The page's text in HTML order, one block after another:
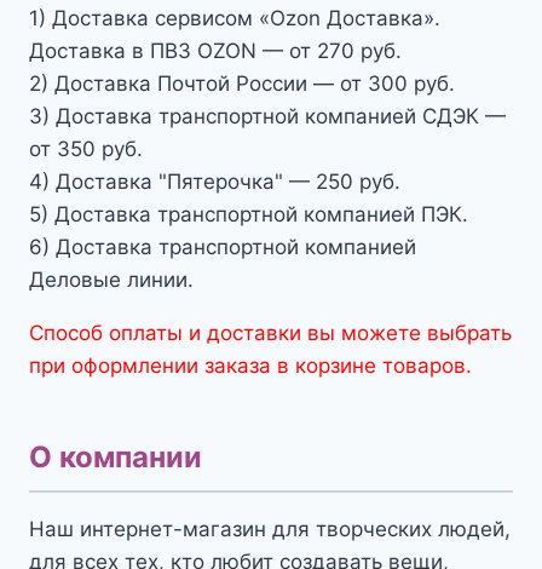
1) Доставка сервисом «Ozon Доставка».
Доставка в ПВЗ OZON — от 270 руб.
2) Доставка Почтой России — от 300 руб.
3) Доставка транспортной компанией СДЭК —
от 350 руб.
4) Доставка "Пятерочка" — 250 руб.
5) Доставка транспортной компанией ПЭК.
6) Доставка транспортной компанией
Деловые линии.
Способ оплаты и доставки вы можете выбрать
при оформлении заказа в корзине товаров.
О компании
Наш интернет-магазин для творческих людей,
для всех тех, кто любит создавать вещи,